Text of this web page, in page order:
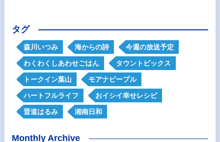
タグ
森川いつみ 海からの詩 今週の放送予定
わくわくしあわせごはん タウントピックス
トークイン葉山 モアナピープル
ハートフルライフ おイシイ幸せレシピ
晋道はるみ 湘南日和
Monthly Archive